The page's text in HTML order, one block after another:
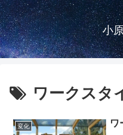
小
ワークスタ
変化 ワ